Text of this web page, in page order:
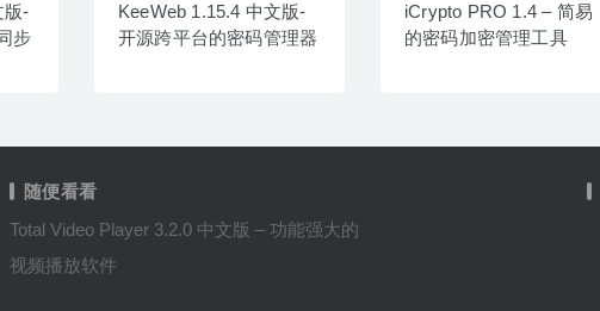
版-
步
KeeWeb 1.15.4 中文版-
开源跨平台的密码管理器
iCrypto PRO 1.4 – 简易
的密码加密管理工具
随便看看
Total Video Player 3.2.0 中文版 – 功能强大的
视频播放软件